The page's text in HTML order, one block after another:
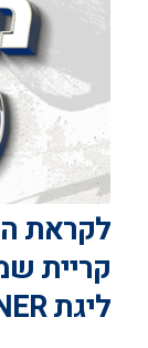
לקראת
קריית
ליגת WINNER | מחזור 3